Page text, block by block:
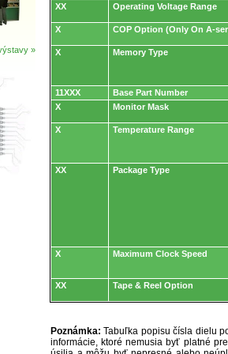
»
XX
Operating Voltage Range
X
COP Option (Only On A-
X
Memory Type
11XXX
Base Part Number
X
Monitor Mask
X
Temperature Range
XX
Package Type
X
Maximum Clock Speed
XX
Tape & Reel Option
Poznámka: Tabuľka popisu čísla dielu
informácie, ktoré nemusia byť platné